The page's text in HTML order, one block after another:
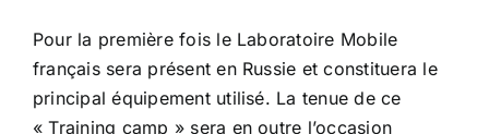
Pour la première fois le Laboratoire Mobile
français sera présent en Russie et constituera le
principal équipement utilisé. La tenue de ce
« Training camp » sera en outre l’occasion